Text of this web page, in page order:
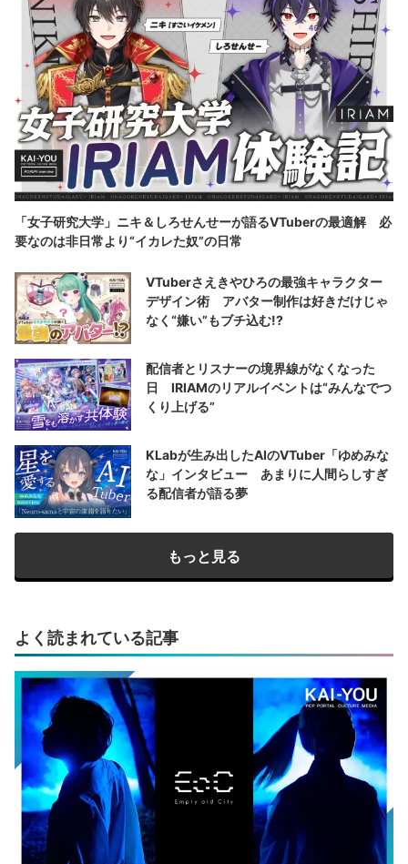
「女子研究大学」ニキ＆しろせんせーが語るVTuberの最適解 必
要なのは非日常より“イカレた奴”の日常
VTuberさえきやひろの最強キャラクター
デザイン術 アバター制作は好きだけじゃ
なく“嫌い”もブチ込む!?
配信者とリスナーの境界線がなくなった
日 IRIAMのリアルイベントは“みんなでつ
くり上げる”
KLabが生み出したAIのVTuber「ゆめみな
な」インタビュー あまりに人間らしすぎ
る配信者が語る夢
もっと見る
よく読まれている記事